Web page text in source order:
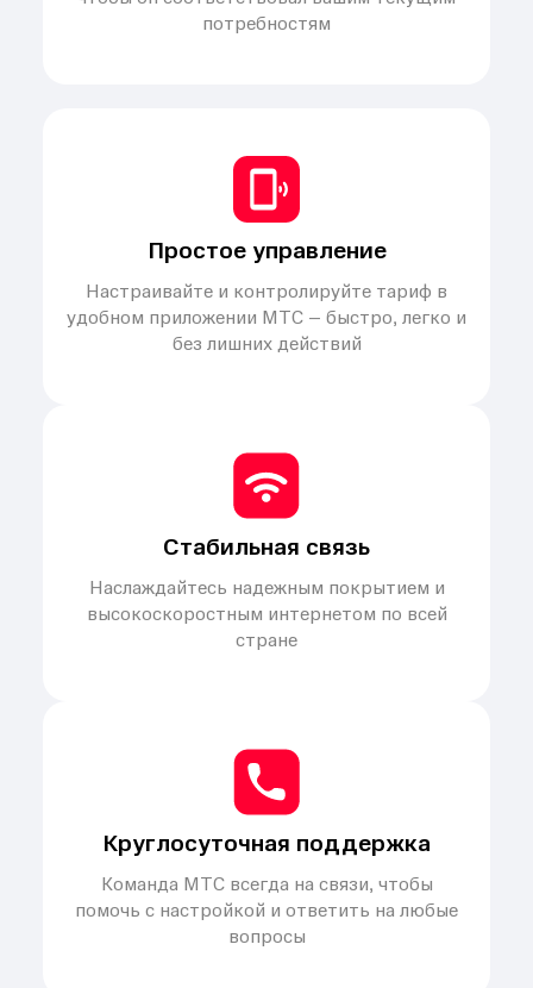
потребностям
Простое управление
Настраивайте и контролируйте тариф в
удобном приложении МТС – быстро, легко и
без лишних действий
Стабильная связь
Наслаждайтесь надежным покрытием и
высокоскоростным интернетом по всей
стране
Круглосуточная поддержка
Команда МТС всегда на связи, чтобы
помочь с настройкой и ответить на любые
вопросы